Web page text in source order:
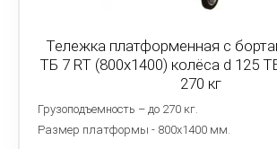
Тележка платформенная с
ТБ 7 RT (800x1400) колёса d 125
270 кг
Грузоподъемность – до 270 кг.
Размер платформы - 800х1400 мм.